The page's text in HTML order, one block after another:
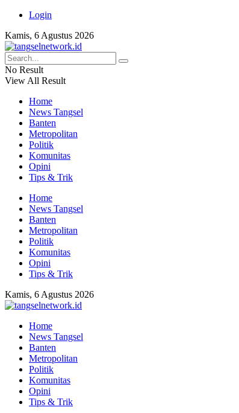
Login
Kamis, 6 Agustus 2026
No Result
View All Result
Home
News Tangsel
Banten
Metropolitan
Politik
Komunitas
Opini
Tips & Trik
Home
News Tangsel
Banten
Metropolitan
Politik
Komunitas
Opini
Tips & Trik
Kamis, 6 Agustus 2026
Home
News Tangsel
Banten
Metropolitan
Politik
Komunitas
Opini
Tips & Trik